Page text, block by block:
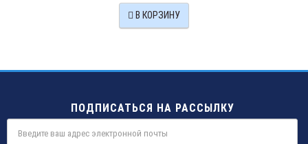
В КОРЗИНУ
ПОДПИСАТЬСЯ НА РАССЫЛКУ